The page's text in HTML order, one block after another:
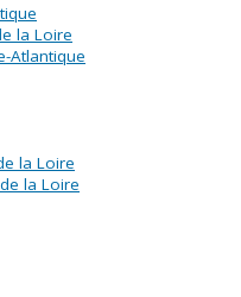
la Loire
Atlantique
la Loire
la Loire